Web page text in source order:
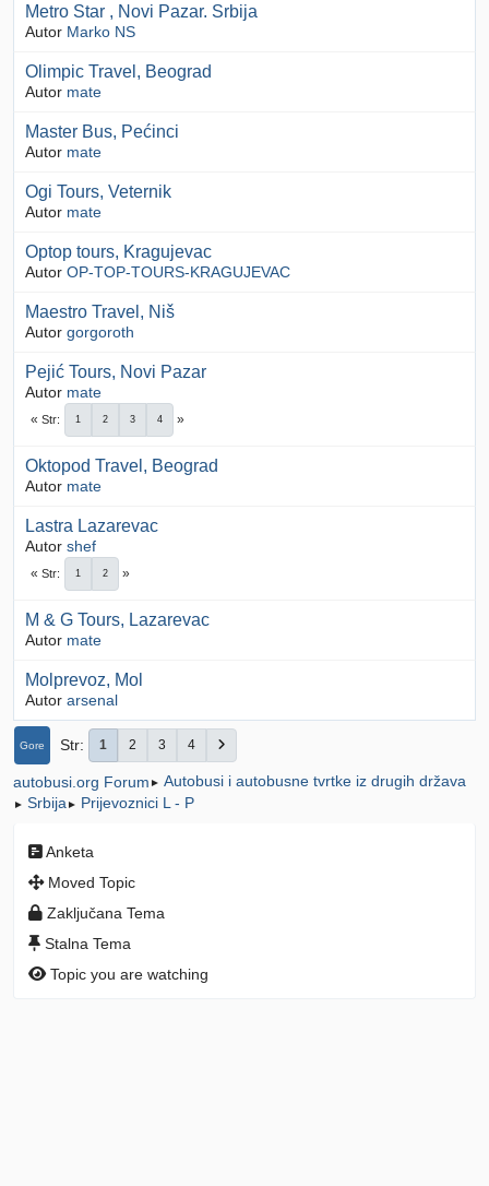
Metro Star , Novi Pazar. Srbija
Autor Marko NS
Olimpic Travel, Beograd
Autor mate
Master Bus, Pećinci
Autor mate
Ogi Tours, Veternik
Autor mate
Optop tours, Kragujevac
Autor OP-TOP-TOURS-KRAGUJEVAC
Maestro Travel, Niš
Autor gorgoroth
Pejić Tours, Novi Pazar
Autor mate
Str 1 2 3 4
Oktopod Travel, Beograd
Autor mate
Lastra Lazarevac
Autor shef
Str 1 2
M & G Tours, Lazarevac
Autor mate
Molprevoz, Mol
Autor arsenal
Gore Str 1 2 3 4
autobusi.org Forum ► Autobusi i autobusne tvrtke iz drugih država
► Srbija ► Prijevoznici L - P
Anketa
Moved Topic
Zaključana Tema
Stalna Tema
Topic you are watching